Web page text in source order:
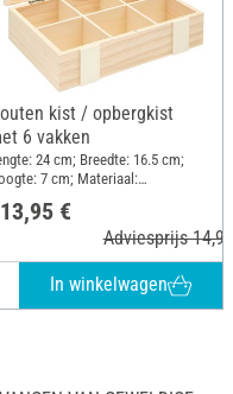
kist / opbergkist
6 vakken
24 cm; Breedte: 16.5 cm;
7 cm; Materiaal:
13,95 €
Adviesprijs
In winkelwagen